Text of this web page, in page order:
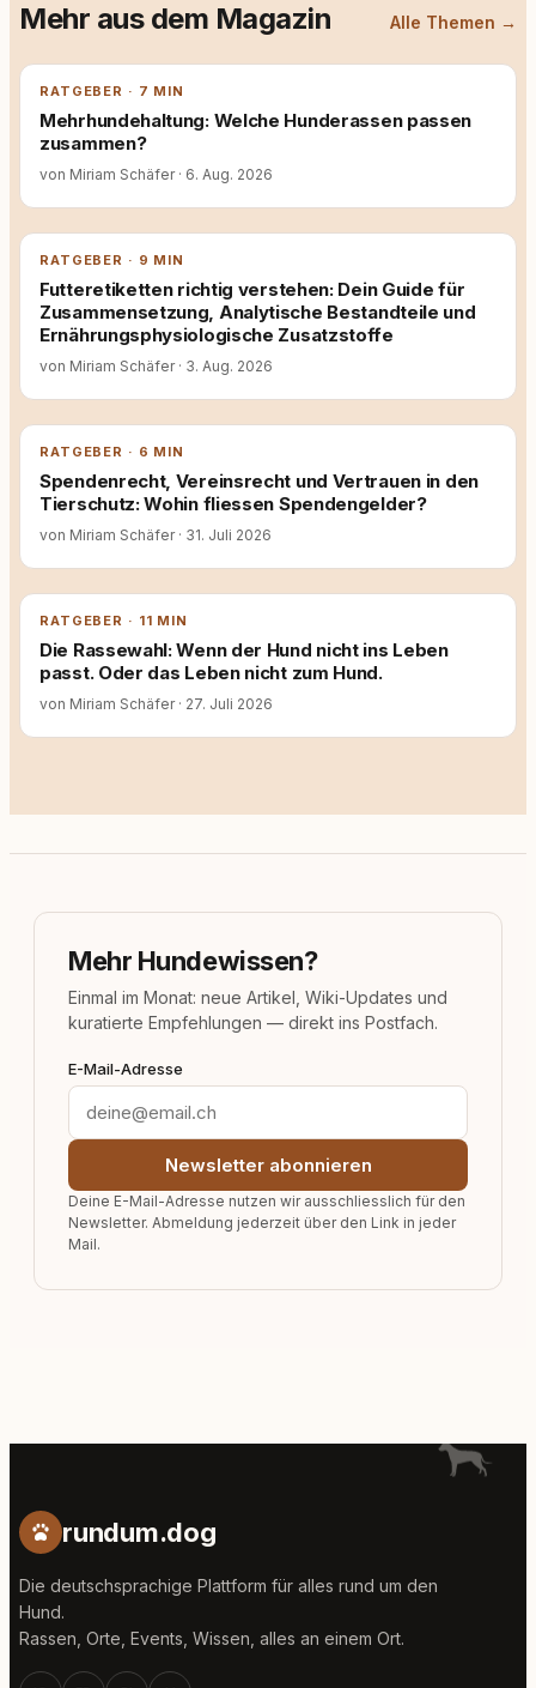
Mehr aus dem Magazin Alle Themen →
RATGEBER · 7 MIN
Mehrhundehaltung: Welche Hunderassen passen
zusammen?
von Miriam Schäfer · 6. Aug. 2026
RATGEBER · 9 MIN
Futteretiketten richtig verstehen: Dein Guide für
Zusammensetzung, Analytische Bestandteile und
Ernährungsphysiologische Zusatzstoffe
von Miriam Schäfer · 3. Aug. 2026
RATGEBER · 6 MIN
Spendenrecht, Vereinsrecht und Vertrauen in den
Tierschutz: Wohin fliessen Spendengelder?
von Miriam Schäfer · 31. Juli 2026
RATGEBER · 11 MIN
Die Rassewahl: Wenn der Hund nicht ins Leben
passt. Oder das Leben nicht zum Hund.
von Miriam Schäfer · 27. Juli 2026
Mehr Hundewissen?
Einmal im Monat: neue Artikel, Wiki-Updates und
kuratierte Empfehlungen — direkt ins Postfach.
E-Mail-Adresse
Newsletter abonnieren
Deine E-Mail-Adresse nutzen wir ausschliesslich für den
Newsletter. Abmeldung jederzeit über den Link in jeder
Mail.
rundum.dog
Die deutschsprachige Plattform für alles rund um den
Hund.
Rassen, Orte, Events, Wissen, alles an einem Ort.